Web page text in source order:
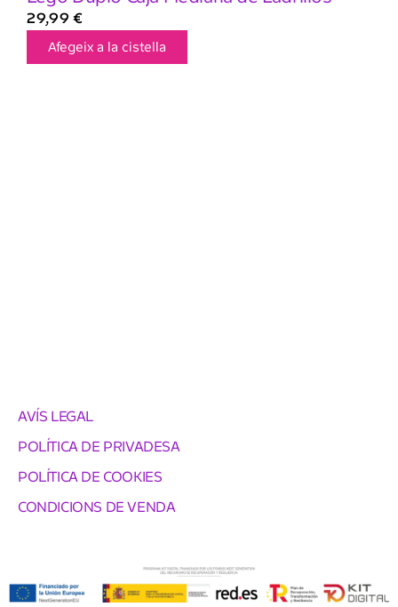
29,99 €
Afegeix a la cistella
AVÍS LEGAL
POLÍTICA DE PRIVADESA
POLÍTICA DE COOKIES
CONDICIONS DE VENDA